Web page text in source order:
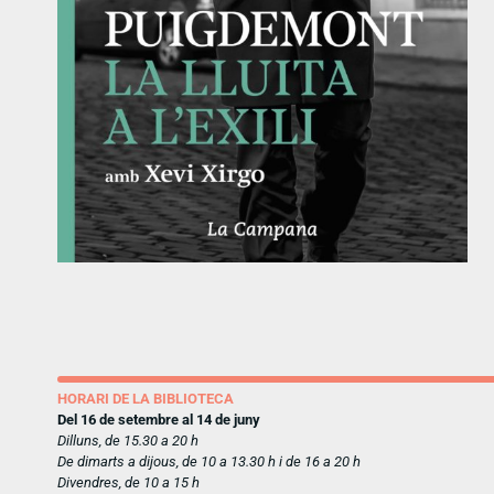
HORARI DE LA BIBLIOTECA
Del 16 de setembre al 14 de juny
Dilluns, de 15.30 a 20 h
De dimarts a dijous, de 10 a 13.30 h i de 16 a 20 h
Divendres, de 10 a 15 h